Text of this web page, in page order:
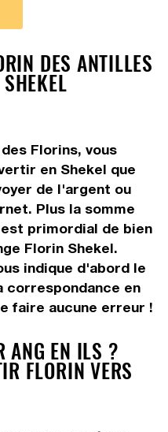
DES ANTILLES
Florins, vous
en Shekel que
de l'argent ou
Plus la somme
primordial de bien
Florin Shekel.
indique d'abord le
correspondance en
faire aucune erreur !
ANG EN ILS ?
FLORIN VERS